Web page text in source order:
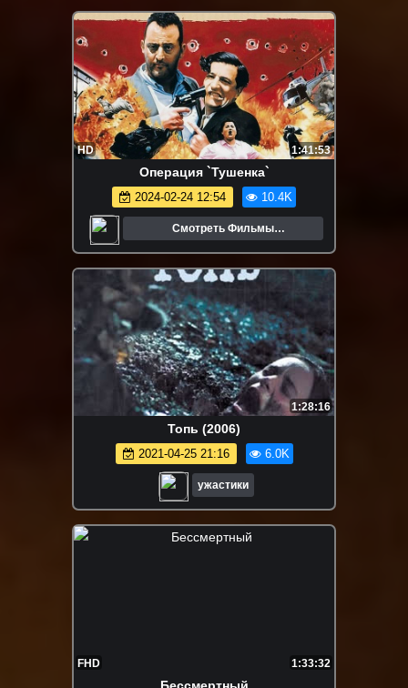
HD 1:41:53
Операция `Тушенка`
2024-02-24 12:54 10.4K
Смотреть Фильмы
Онлайн.Трейлеры.Кино.
1:28:16
Топь (2006)
2021-04-25 21:16 6.0K
ужастики
FHD 1:33:32